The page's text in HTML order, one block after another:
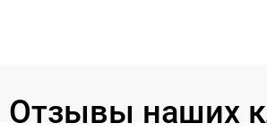
Отзывы наших